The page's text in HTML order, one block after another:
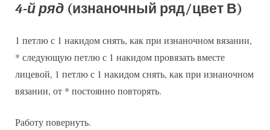
4-й ряд (изнаночный ряд/цвет В)
1 петлю с 1 накидом снять, как при изнаночном вязании,
* следующую петлю с 1 накидом провязать вместе
лицевой, 1 петлю с 1 накидом снять, как при изнаночном
вязании, от * постоянно повторять.
Работу повернуть.